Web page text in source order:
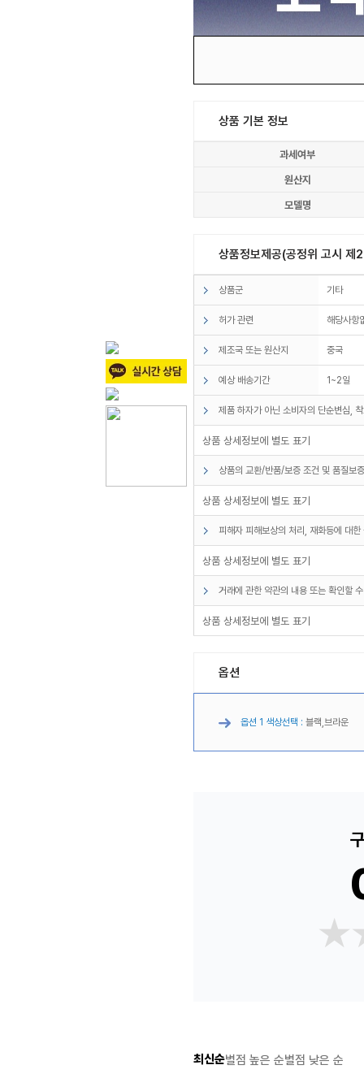
상품 기본 정보
과세여부
원산지
모델명
상품정보제공(공정위 고시
상품군 기타
허가 관련 해당사항
제조국 또는 원산지 중국
예상 배송기간 1~2일
제품 하자가 아닌 소비자의 단순변심,
상품 상세정보에 별도 표기
상품의 교환/반품/보증 조건 및 품질보
상품 상세정보에 별도 표기
피해자 피해보상의 처리, 재화등에 대
상품 상세정보에 별도 표기
거래에 관한 약관의 내용 또는 확인할
상품 상세정보에 별도 표기
옵션
옵션 1 색상선택 : 블랙,브라운
최신순별점 높은 순별점 낮은 순